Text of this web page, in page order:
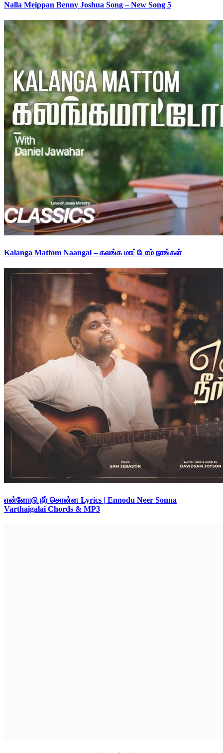
Nalla Meippan Benny Joshua Song – New Song 5
Kalanga Mattom Naangal – கலங்க மாட்டோம் நாங்கள்
என்னோடு நீர் சொன்ன Lyrics | Ennodu Neer Sonna
Varthaigalai Chords & MP3